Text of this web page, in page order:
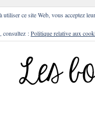
ce site Web, vous acceptez
consultez :Politique relative aux